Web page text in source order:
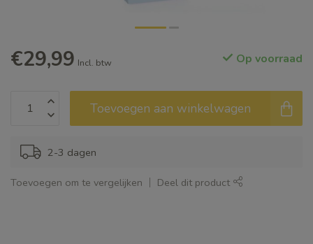
€29,99 Incl. btw Op voorraad
Toevoegen aan winkelwagen
2-3 dagen
Toevoegen om te vergelijken Deel dit product